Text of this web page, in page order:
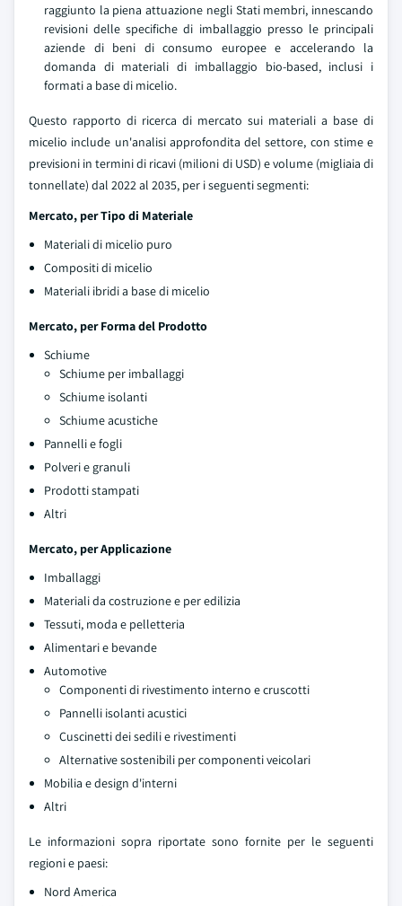
raggiunto la piena attuazione negli Stati membri, innescando
revisioni delle specifiche di imballaggio presso le principali
aziende di beni di consumo europee e accelerando la
domanda di materiali di imballaggio bio-based, inclusi i
formati a base di micelio.
Questo rapporto di ricerca di mercato sui materiali a base di
micelio include un'analisi approfondita del settore, con stime e
previsioni in termini di ricavi (milioni di USD) e volume (migliaia di
tonnellate) dal 2022 al 2035, per i seguenti segmenti:
Mercato, per Tipo di Materiale
Materiali di micelio puro
Compositi di micelio
Materiali ibridi a base di micelio
Mercato, per Forma del Prodotto
Schiume
Schiume per imballaggi
Schiume isolanti
Schiume acustiche
Pannelli e fogli
Polveri e granuli
Prodotti stampati
Altri
Mercato, per Applicazione
Imballaggi
Materiali da costruzione e per edilizia
Tessuti, moda e pelletteria
Alimentari e bevande
Automotive
Componenti di rivestimento interno e cruscotti
Pannelli isolanti acustici
Cuscinetti dei sedili e rivestimenti
Alternative sostenibili per componenti veicolari
Mobilia e design d'interni
Altri
Le informazioni sopra riportate sono fornite per le seguenti
regioni e paesi:
Nord America